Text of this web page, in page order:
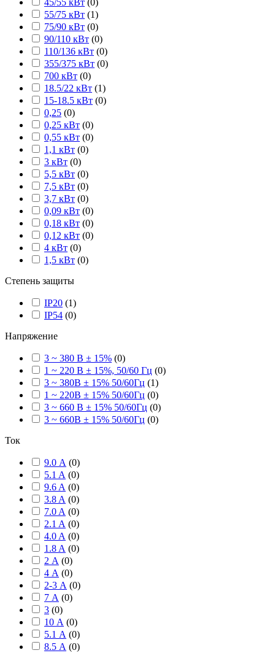
45/55 кВт (0)
55/75 кВт (1)
75/90 кВт (0)
90/110 кВт (0)
110/136 кВт (0)
355/375 кВт (0)
700 кВт (0)
18.5/22 кВт (1)
15-18.5 кВт (0)
0,25 (0)
0,25 кВт (0)
0,55 кВт (0)
1,1 кВт (0)
3 кВт (0)
5,5 кВт (0)
7,5 кВт (0)
3,7 кВт (0)
0,09 кВт (0)
0,18 кВт (0)
0,12 кВт (0)
4 кВт (0)
1,5 кВт (0)
Степень защиты
IP20 (1)
IP54 (0)
Напряжение
3 ~ 380 В ± 15% (0)
1 ~ 220 В ± 15%, 50/60 Гц (0)
3 ~ 380В ± 15% 50/60Гц (1)
1 ~ 220В ± 15% 50/60Гц (0)
3 ~ 660 В ± 15% 50/60Гц (0)
3 ~ 660В ± 15% 50/60Гц (0)
Ток
9.0 А (0)
5.1 A (0)
9.6 A (0)
3.8 A (0)
7.0 A (0)
2.1 A (0)
4.0 A (0)
1.8 A (0)
2 А (0)
4 А (0)
2-3 А (0)
7 А (0)
3 (0)
10 А (0)
5.1 А (0)
8.5 А (0)